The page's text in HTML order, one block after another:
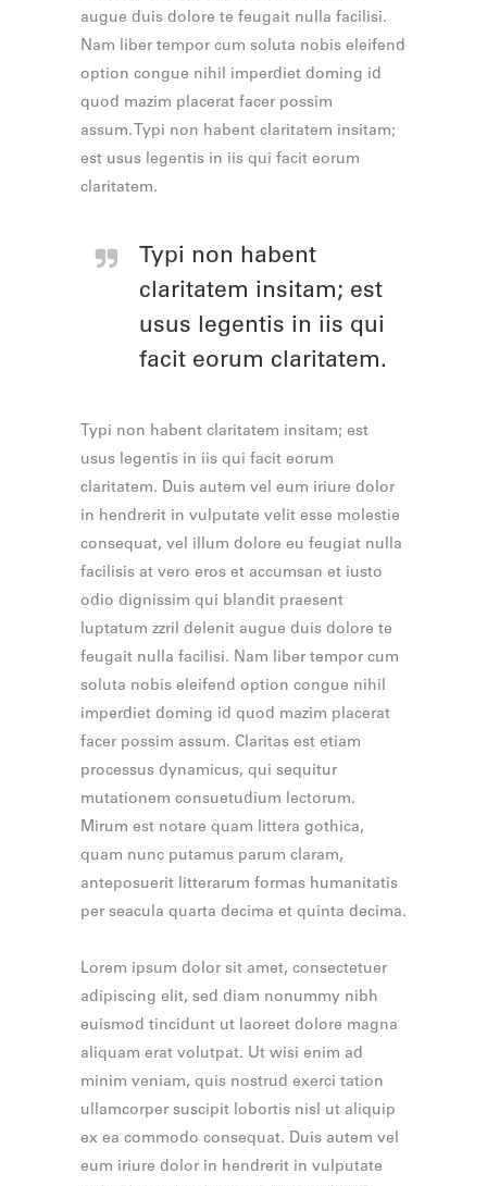
augue duis dolore te feugait nulla facilisi.
Nam liber tempor cum soluta nobis eleifend
option congue nihil imperdiet doming id
quod mazim placerat facer possim
assum. Typi non habent claritatem insitam;
est usus legentis in iis qui facit eorum
claritatem.
Typi non habent
claritatem insitam; est
usus legentis in iis qui
facit eorum claritatem.
Typi non habent claritatem insitam; est
usus legentis in iis qui facit eorum
claritatem. Duis autem vel eum iriure dolor
in hendrerit in vulputate velit esse molestie
consequat, vel illum dolore eu feugiat nulla
facilisis at vero eros et accumsan et iusto
odio dignissim qui blandit praesent
luptatum zzril delenit augue duis dolore te
feugait nulla facilisi. Nam liber tempor cum
soluta nobis eleifend option congue nihil
imperdiet doming id quod mazim placerat
facer possim assum. Claritas est etiam
processus dynamicus, qui sequitur
mutationem consuetudium lectorum.
Mirum est notare quam littera gothica,
quam nunc putamus parum claram,
anteposuerit litterarum formas humanitatis
per seacula quarta decima et quinta decima.
Lorem ipsum dolor sit amet, consectetuer
adipiscing elit, sed diam nonummy nibh
euismod tincidunt ut laoreet dolore magna
aliquam erat volutpat. Ut wisi enim ad
minim veniam, quis nostrud exerci tation
ullamcorper suscipit lobortis nisl ut aliquip
ex ea commodo consequat. Duis autem vel
eum iriure dolor in hendrerit in vulputate